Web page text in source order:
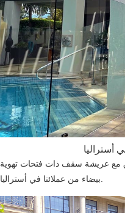
أستراليا
مع عريشة سقف ذات فتحات تهوية